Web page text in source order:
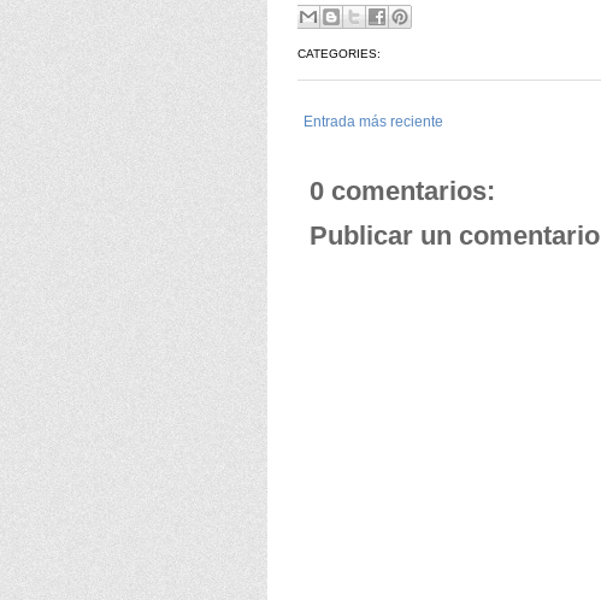
CATEGORIES:
Entrada más reciente
0 comentarios:
Publicar un comentario